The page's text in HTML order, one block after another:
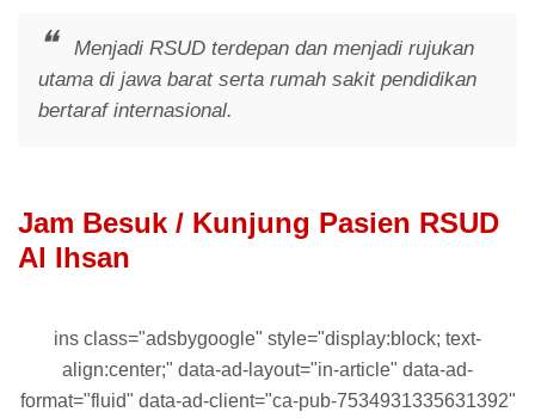
Menjadi RSUD terdepan dan menjadi rujukan
utama di jawa barat serta rumah sakit pendidikan
bertaraf internasional.
Jam Besuk / Kunjung Pasien RSUD
Al Ihsan
ins class="adsbygoogle" style="display:block; text-
align:center;" data-ad-layout="in-article" data-ad-
format="fluid" data-ad-client="ca-pub-7534931335631392"